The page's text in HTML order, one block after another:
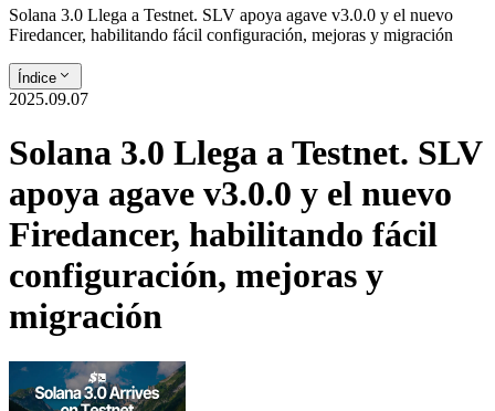
Solana 3.0 Llega a Testnet. SLV apoya agave v3.0.0 y el nuevo
Firedancer, habilitando fácil configuración, mejoras y migración
Índice
2025.09.07
Solana 3.0 Llega a Testnet. SLV
apoya agave v3.0.0 y el nuevo
Firedancer, habilitando fácil
configuración, mejoras y
migración